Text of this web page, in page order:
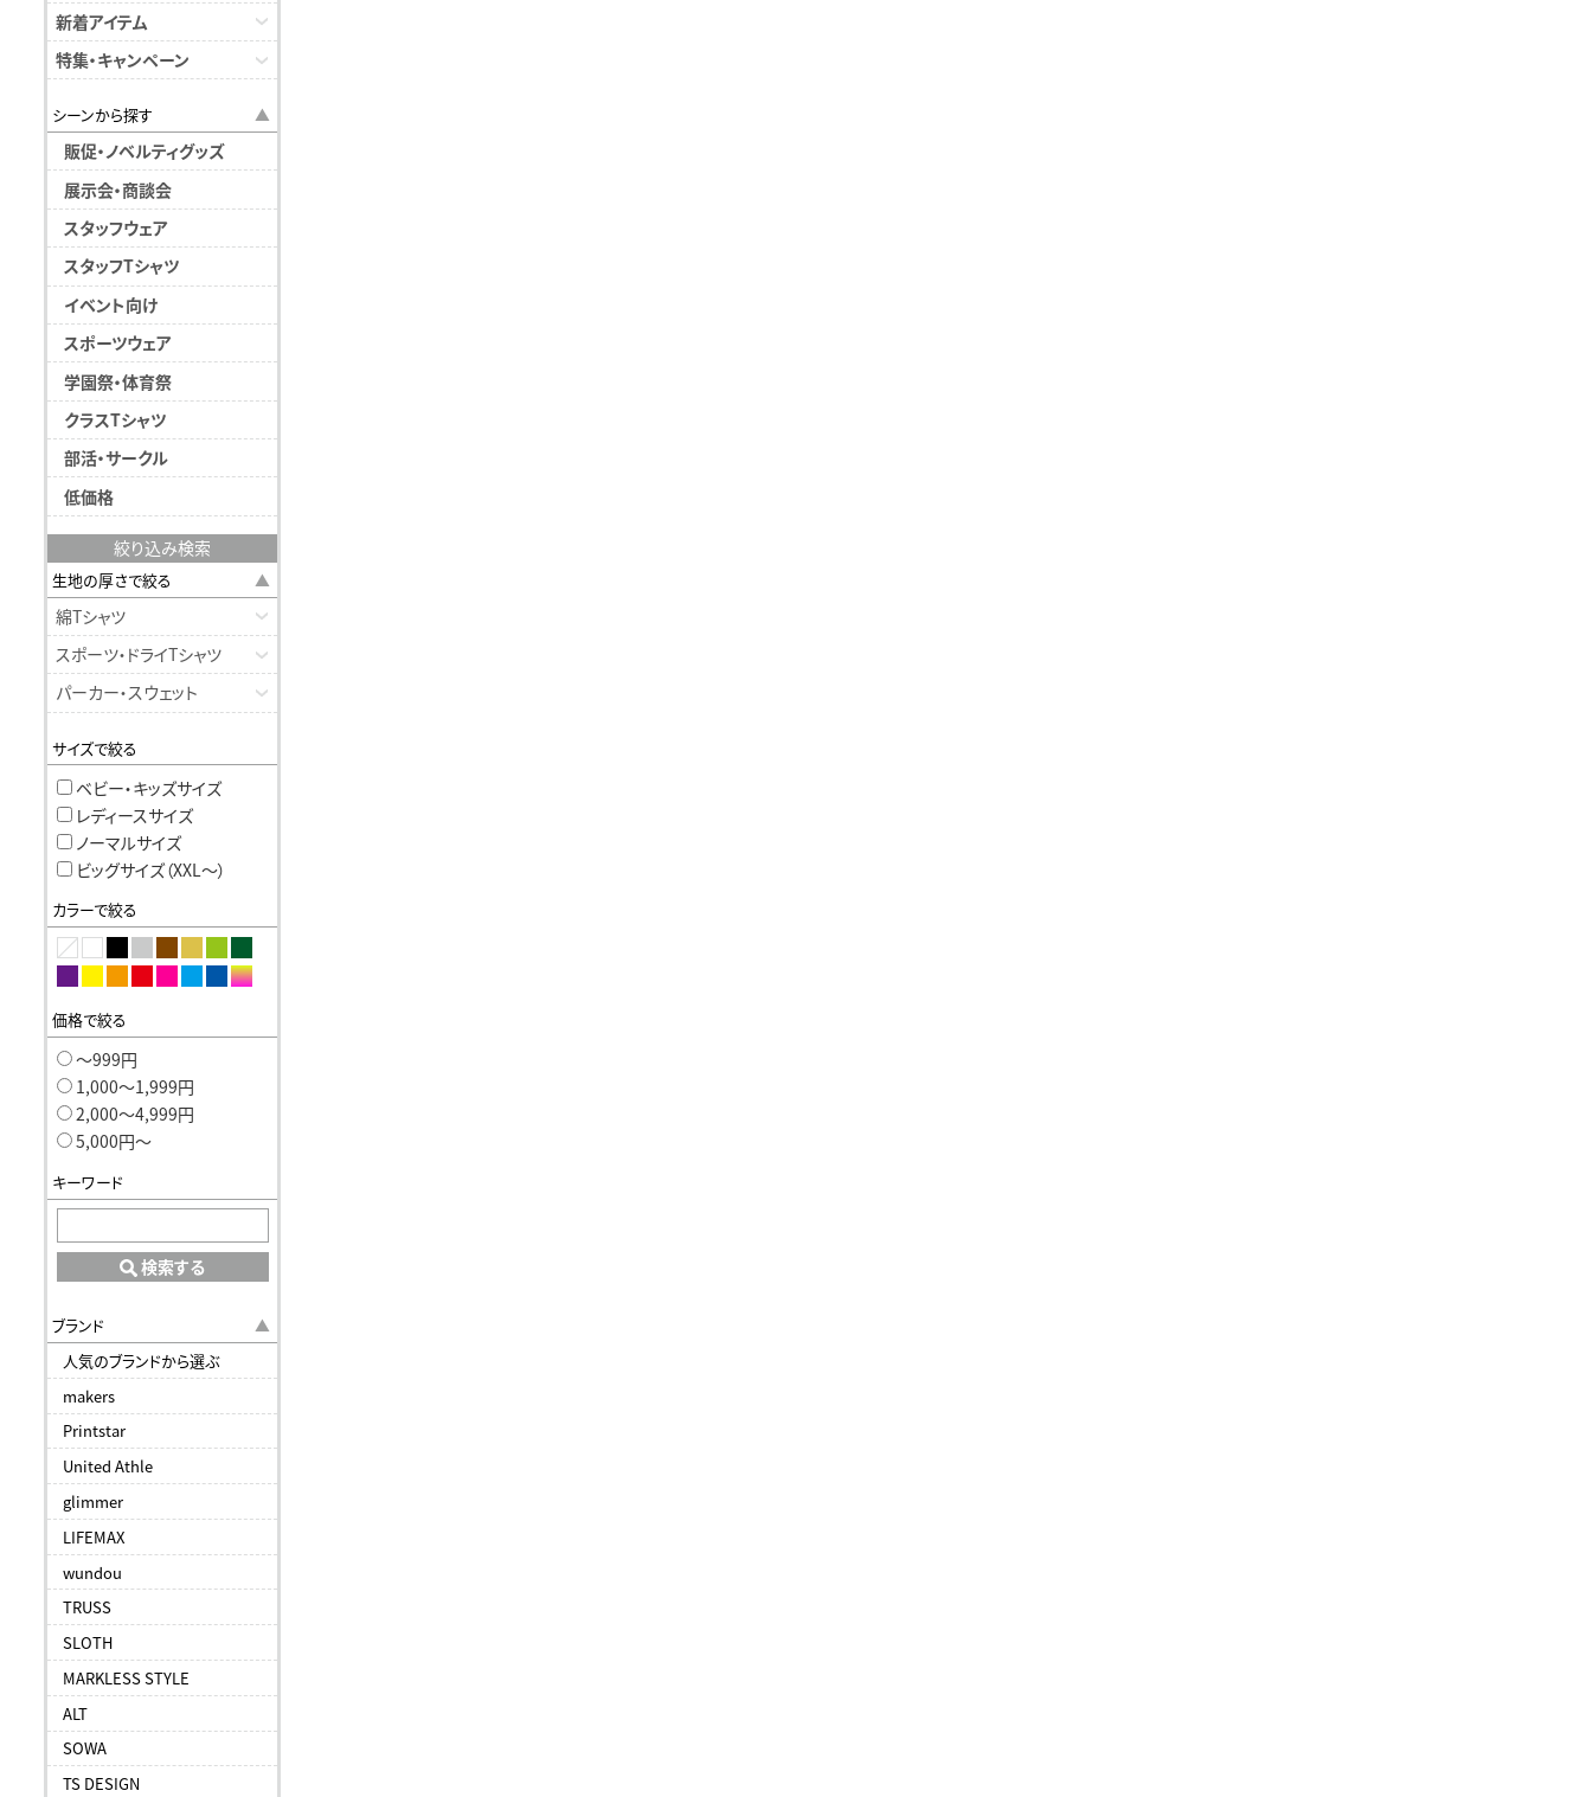
新着アイテム
特集・キャンペーン
シーンから探す
販促・ノベルティグッズ
展示会・商談会
スタッフウェア
スタッフTシャツ
イベント向け
スポーツウェア
学園祭・体育祭
クラスTシャツ
部活・サークル
低価格
絞り込み検索
生地の厚さで絞る
綿Tシャツ
スポーツ・ドライTシャツ
パーカー・スウェット
サイズで絞る
ベビー・キッズサイズ
レディースサイズ
ノーマルサイズ
ビッグサイズ（XXL〜）
カラーで絞る
価格で絞る
〜999円
1,000〜1,999円
2,000〜4,999円
5,000円〜
キーワード
検索する
ブランド
人気のブランドから選ぶ
makers
Printstar
United Athle
glimmer
LIFEMAX
wundou
TRUSS
SLOTH
MARKLESS STYLE
ALT
SOWA
TS DESIGN